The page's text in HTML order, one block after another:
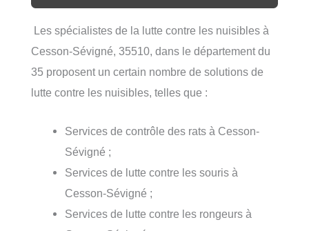
Les spécialistes de la lutte contre les nuisibles à
Cesson-Sévigné, 35510, dans le département du
35 proposent un certain nombre de solutions de
lutte contre les nuisibles, telles que :
Services de contrôle des rats à Cesson-
Sévigné ;
Services de lutte contre les souris à
Cesson-Sévigné ;
Services de lutte contre les rongeurs à